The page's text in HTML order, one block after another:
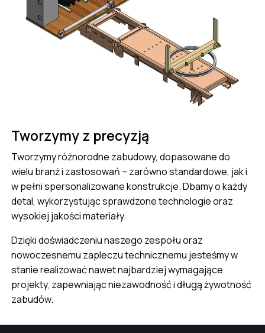
Tworzymy z precyzją
Tworzymy różnorodne zabudowy, dopasowane do
wielu branż i zastosowań – zarówno standardowe, jak i
w pełni spersonalizowane konstrukcje. Dbamy o każdy
detal, wykorzystując sprawdzone technologie oraz
wysokiej jakości materiały.
Dzięki doświadczeniu naszego zespołu oraz
nowoczesnemu zapleczu technicznemu jesteśmy w
stanie realizować nawet najbardziej wymagające
projekty, zapewniając niezawodność i długą żywotność
zabudów.